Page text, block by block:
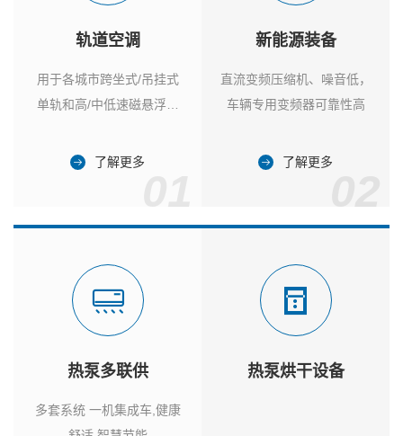
轨道空调
用于各城市跨坐式/吊挂式
单轨和高/中低速磁悬浮列
了解更多
新能源装备
直流变频压缩机、噪音低，
车辆专用变频器可靠性高
了解更多
热泵多联供
多套系统 一机集成车,健康
热泵烘干设备